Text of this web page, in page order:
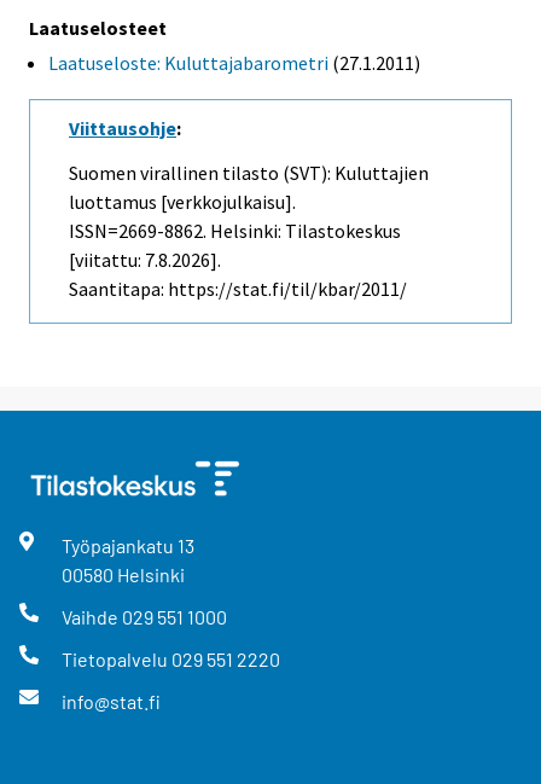
Laatuselosteet
Laatuseloste: Kuluttajabarometri (27.1.2011)
Viittausohje:
Suomen virallinen tilasto (SVT): Kuluttajien
luottamus [verkkojulkaisu].
ISSN=2669-8862. Helsinki: Tilastokeskus
[viitattu: 7.8.2026].
Saantitapa: https://stat.fi/til/kbar/2011/
Työpajankatu 13
00580 Helsinki
Vaihde 029 551 1000
Tietopalvelu 029 551 2220
info@stat.fi